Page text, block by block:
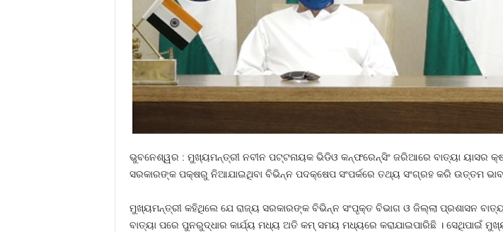
ଭୁବନେଶ୍ୱର : ମୁଖ୍ୟମନ୍ତ୍ରୀ ନବୀନ ପଟ୍ଟନାୟକ ଭିଡିଓ କନ୍‌ଫରେନ୍‌ସିଂ ଜରିଆରେ ବାତ୍ୟା ୟାସର
ସରକାରଙ୍କ ପକ୍ଷରୁ ନିଆଯାଇଥିବା ବିଭିନ୍ନ ପଦକ୍ଷେପ ସଂପର୍କରେ ତଥ୍ୟ ସଂଗ୍ରହ କରି ଉତ୍ତମ
ମୁଖ୍ୟମନ୍ତ୍ରୀ କହିଥିଲେ ଯେ ରାଜ୍ୟ ସରକାରଙ୍କ ବିଭିନ୍ନ ସଂପୃକ୍ତ ବିଭାଗ ଓ ଜିଲ୍ଲା ପ୍ରଶାସନ
ବାତ୍ୟା ପରେ ପୁନରୁଦ୍ଧାର କାର୍ଯ୍ୟ ମଧ୍ୟ ଅତି କମ୍‌ ସମୟ ମଧ୍ୟରେ କରାଯାଇପାରିଛି । ସେଥିପାଇଁ